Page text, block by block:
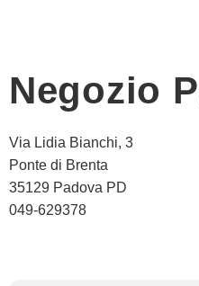
Negozio
Via Lidia Bianchi, 3
Ponte di Brenta
35129 Padova PD
049-629378